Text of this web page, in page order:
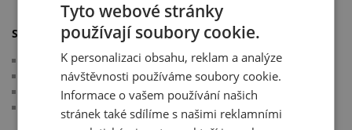
Splňuje normy:
FDA 21 CFR 177.2600 a 178.2010
nařízení Komise (EU) č.10/2011
nařízení Komise (EU) 2015/174
samozhášivost dle: UL94-V2
Tyto webové stránky
používají soubory cookie.
K personalizaci obsahu, reklam a analýze
návštěvnosti používáme soubory cookie.
Informace o vašem používání našich
stránek také sdílíme s našimi reklamními